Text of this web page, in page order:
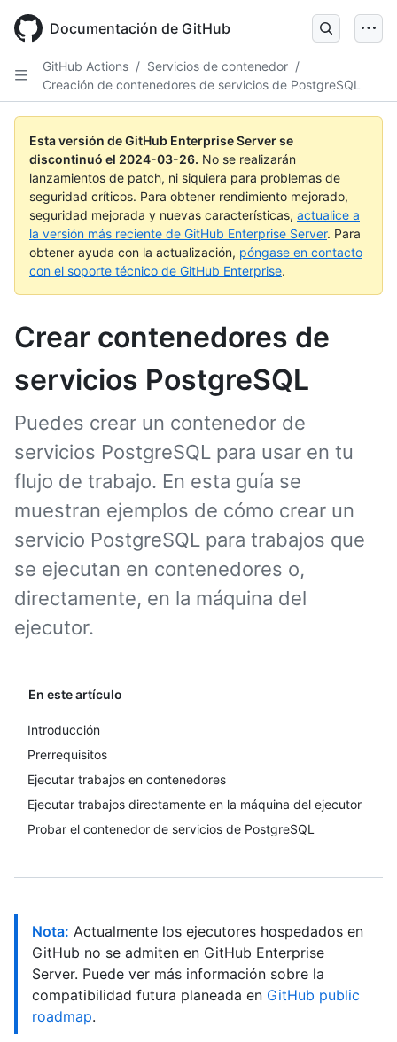
main
Documentación de GitHub
GitHub Actions / Servicios de contenedor /
Creación de contenedores de servicios de PostgreSQL
Esta versión de GitHub Enterprise Server se
discontinuó el 2024-03-26. No se realizarán
lanzamientos de patch, ni siquiera para problemas de
seguridad críticos. Para obtener rendimiento mejorado,
seguridad mejorada y nuevas características, actualice a
la versión más reciente de GitHub Enterprise Server. Para
obtener ayuda con la actualización, póngase en contacto
con el soporte técnico de GitHub Enterprise.
Crear contenedores de
servicios PostgreSQL
Puedes crear un contenedor de
servicios PostgreSQL para usar en tu
flujo de trabajo. En esta guía se
muestran ejemplos de cómo crear un
servicio PostgreSQL para trabajos que
se ejecutan en contenedores o,
directamente, en la máquina del
ejecutor.
En este artículo
Introducción
Prerrequisitos
Ejecutar trabajos en contenedores
Ejecutar trabajos directamente en la máquina del ejecutor
Probar el contenedor de servicios de PostgreSQL
Nota: Actualmente los ejecutores hospedados en
GitHub no se admiten en GitHub Enterprise
Server. Puede ver más información sobre la
compatibilidad futura planeada en GitHub public
roadmap.